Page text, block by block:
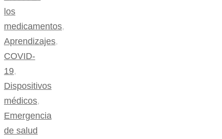
los
medicamentos,
Aprendizajes,
COVID-
19,
Dispositivos
médicos,
Emergencia
de salud